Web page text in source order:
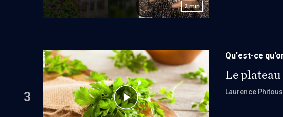
2 min
3
Qu'est-ce
Le
Laurence